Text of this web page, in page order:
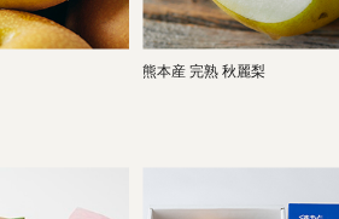
熊本産 完熟 秋麗梨